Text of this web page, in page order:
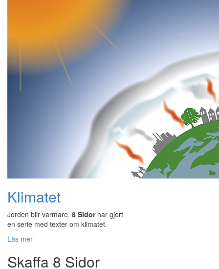
Klimatet
Jorden blir varmare. 8 Sidorhar gjort
en serie med texter om klimatet.
Läs mer
Skaffa 8 Sidor